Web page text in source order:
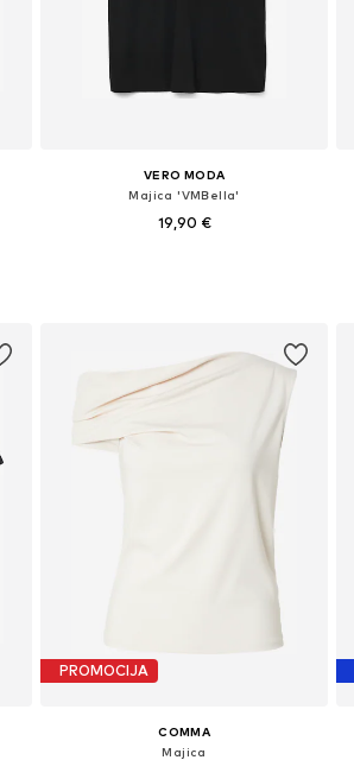
VERO MODA
Majica 'VMBella'
19,90 €
PROMOCIJA
COMMA
Majica